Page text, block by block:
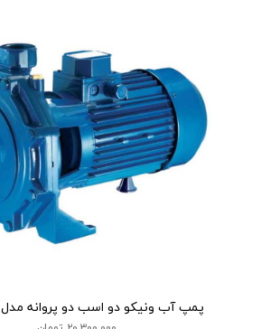
پمپ آب ونیکو دو اسب دو پروانه مدل IB210/01